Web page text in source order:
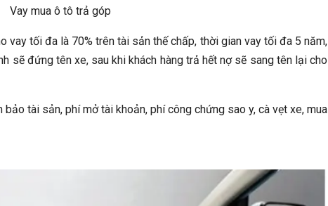
Vay mua ô tô trả góp
vay tối đa là 70% trên tài sản thế chấp, thời gian vay tối đa 5 năm,
sẽ đứng tên xe, sau khi khách hàng trả hết nợ sẽ sang tên lại cho
tài sản, phí mở tài khoản, phí công chứng sao y, cà vẹt xe, mua